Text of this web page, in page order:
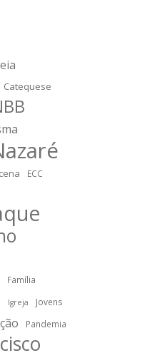
Catequese
ECC
Família
Igreja Jovens
Pandemia